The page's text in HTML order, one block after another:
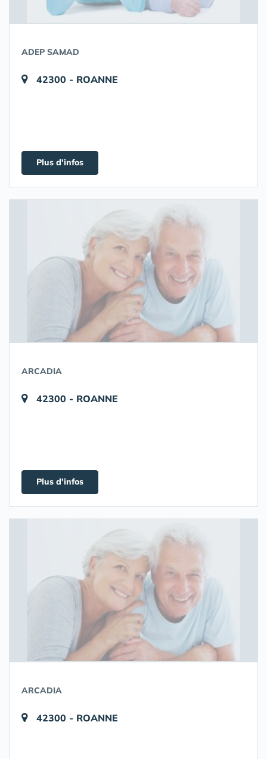
ADEP SAMAD
42300 - ROANNE
Plus d'infos
ARCADIA
42300 - ROANNE
Plus d'infos
ARCADIA
42300 - ROANNE